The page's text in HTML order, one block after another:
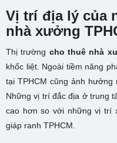
Vị trí địa lý của
nhà xưởng
Thị trường cho thuê nhà
khốc liệt. Ngoài tiềm năng
tại TPHCM cũng ảnh
Những vị trí đắc địa ở trung
cao hơn so với những vị trí
giáp ranh TPHCM.